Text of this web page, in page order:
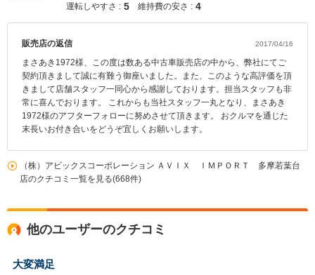
運転しやすさ : 5 維持費の安さ : 4
販売店の返信 2017/04/16
まさあき1972様、この度は数ある中古車販売店の中から、弊社にてご
契約頂きまして誠に有難う御座いました。また、このような高評価を頂
きまして店舗スタッフ一同心から感謝しております。担当スタッフも非
常に喜んでおります。 これからも当社スタッフ一丸となり、まさあき
1972様のアフターフォローに努めさせて頂きます。 おクルマを通じた
末長いお付き合いをどうぞ宜しくお願いします。
（株）アビックスコーポレーション ＡＶＩＸ ＩＭＰＯＲＴ 多摩若葉台
店のクチコミ一覧を見る(668件)
他のユーザーのクチコミ
大変満足